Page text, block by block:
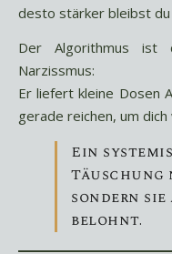
desto stärker bleibst du
Der Algorithmus ist
Narzissmus:
Er liefert kleine Dosen
gerade reichen, um
Ein
sondern
belohnt.